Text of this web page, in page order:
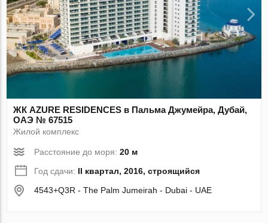
ЖК AZURE RESIDENCES в Пальма Джумейра, Дубай,
ОАЭ № 67515
Жилой комплекс
Расстояние до моря:20 м
Год сдачи: II квартал, 2016, строящийся
4543+Q3R - The Palm Jumeirah - Dubai - UAE